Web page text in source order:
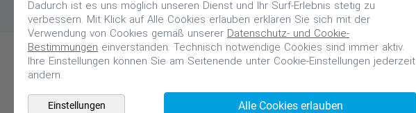
Dadurch ist es uns möglich unseren Dienst und Ihr Surf-Erlebnis stetig zu
verbessern. Mit Klick auf Alle Cookies erlauben erklären Sie sich mit der
Verwendung von Cookies gemäß unserer Datenschutz- und Cookie-
Bestimmungen einverstanden. Technisch notwendige Cookies sind immer aktiv.
Ihre Einstellungen können Sie am Seitenende unter Cookie-Einstellungen jederzeit
ändern.
Einstellungen Alle Cookies erlauben